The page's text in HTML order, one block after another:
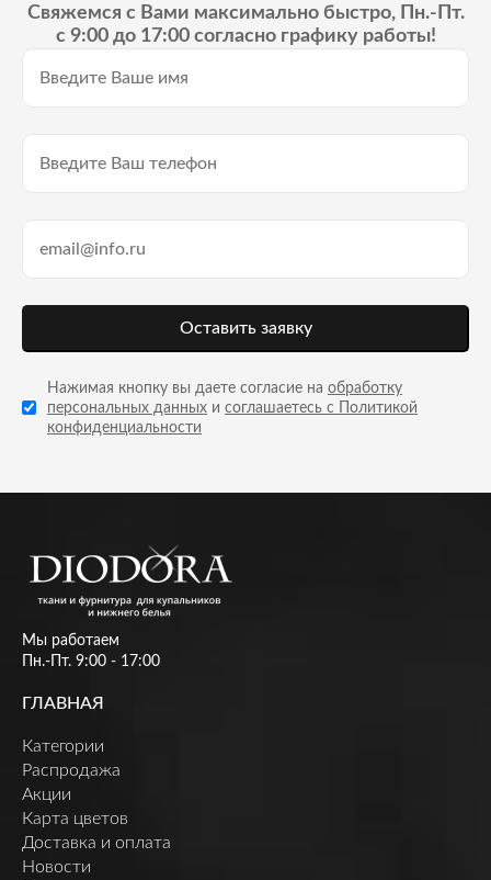
Свяжемся с Вами максимально быстро, Пн.-Пт.
с 9:00 до 17:00 согласно графику работы!
Оставить заявку
Нажимая кнопку вы даете согласие на обработку
персональных данных и соглашаетесь с Политикой
конфиденциальности
Мы работаем
Пн.-Пт. 9:00 - 17:00
ГЛАВНАЯ
Категории
Распродажа
Акции
Карта цветов
Доставка и оплата
Новости